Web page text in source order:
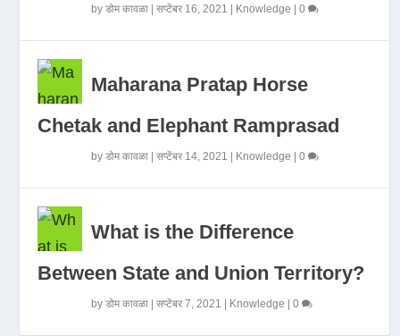
byडोम कावळा |सप्टेंबर 16, 2021 Knowledge |0
Maharana Pratap Horse
Chetak and Elephant Ramprasad
byडोम कावळा |सप्टेंबर 14, 2021 Knowledge |0
What is the Difference
Between State and Union Territory?
byडोम कावळा |सप्टेंबर 7, 2021 Knowledge |0